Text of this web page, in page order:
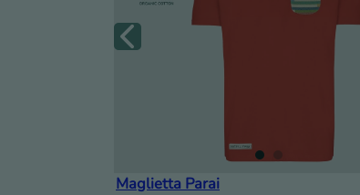
Maglietta Parai